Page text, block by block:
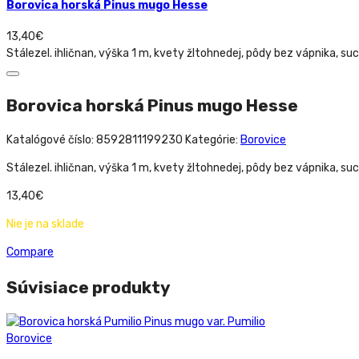
Borovica horská Pinus mugo Hesse
13,40€
Stálezel. ihličnan, výška 1 m, kvety žltohnedej, pôdy bez vápnika,
Borovica horská Pinus mugo Hesse
Katalógové číslo: 8592811199230 Kategórie: Borovice
Stálezel. ihličnan, výška 1 m, kvety žltohnedej, pôdy bez vápnika,
13,40€
Nie je na sklade
Compare
Súvisiace produkty
Borovice